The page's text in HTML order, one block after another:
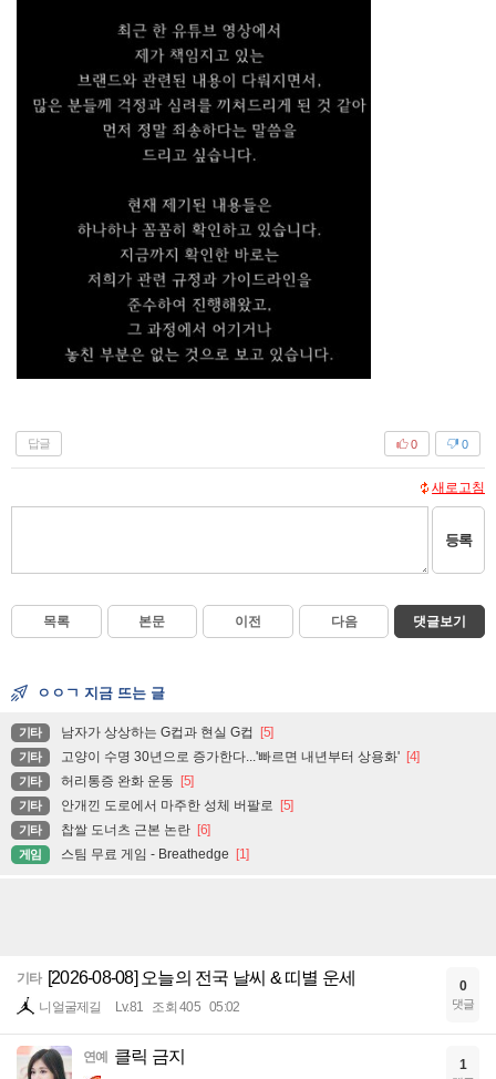
답글 0
0
새로고침
등록
목록 본문 이전 다음 댓글보기
ㅇㅇㄱ 지금 뜨는 글
기타 남자가 상상하는 G컵과 현실 G컵 [5]
기타 고양이 수명 30년으로 증가한다...'빠르면 내년부터 상용화' [4]
기타 허리통증 완화 운동 [5]
기타 안개낀 도로에서 마주한 성체 버팔로 [5]
기타 찹쌀 도너츠 근본 논란 [6]
게임 스팀 무료 게임 - Breathedge [1]
기타 [2026-08-08] 오늘의 전국 날씨 & 띠별 운세
니얼굴제길 Lv.81 조회 405 05:02
0
댓글
연예 클릭 금지 1